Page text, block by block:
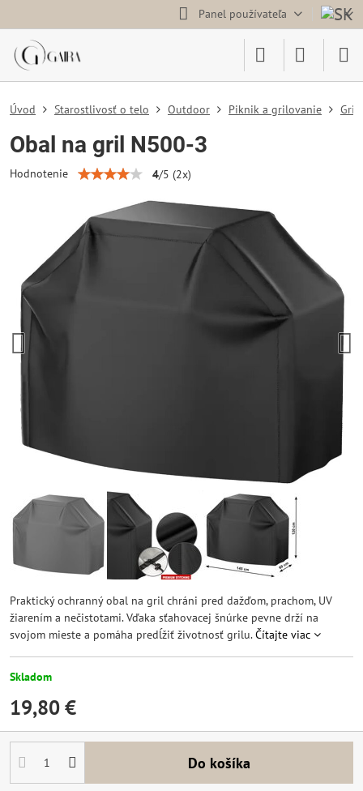
Panel používateľa
Úvod Starostlivosť o telo Outdoor Piknik a grilovanie
Obal na gril N500-3
Hodnotenie 4/5 (2x)
Praktický ochranný obal na gril chráni pred dažďom, prachom, UV
žiarením a nečistotami. Vďaka sťahovacej šnúrke pevne drží na
svojom mieste a pomáha predĺžiť životnosť grilu.Čítajte viac
Skladom
19,80 €
Do košíka